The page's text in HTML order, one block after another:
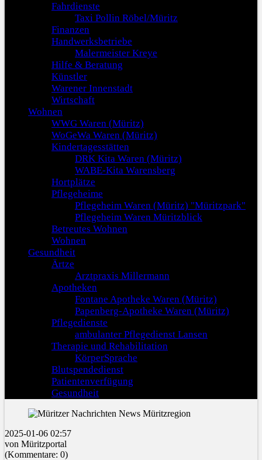
Fahrdienste
Taxi Pollin Röbel/Müritz
Finanzen
Handwerksbetriebe
Malermeister Kreye
Hilfe & Beratung
Künstler
Warener Innenstadt
Wirtschaft
Wohnen
WWG Waren (Müritz)
WoGeWa Waren (Müritz)
Kindertagesstätten
DRK Kita Waren (Müritz)
WABE-Kita Warensberg
Hortplätze
Pflegeheime
Pflegeheim Waren (Müritz) "Müritzpark"
Pflegeheim Waren Müritzblick
Betreutes Wohnen
Wohnen
Gesundheit
Ärtze
Arztpraxis Millermann
Apotheken
Fontane Apotheke Waren (Müritz)
Papenberg-Apotheke Waren (Müritz)
Pflegedienste
ambulanter Pflegedienst Lansen
Therapie und Rehabilitation
KörperSprache
Blutspendedienst
Patientenverfügung
Gesundheit
2025-01-06 02:57
von Müritzportal
(Kommentare: 0)